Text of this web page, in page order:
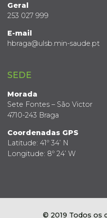
Geral
253 027 999
E-mail
hbraga@ulsb.min-saude.pt
SEDE
Morada
Sete Fontes – São Victor
4710-243 Braga
Coordenadas GPS
Latitude: 41º 34’ N
Longitude: 8º 24’ W
© 2019 Todos os